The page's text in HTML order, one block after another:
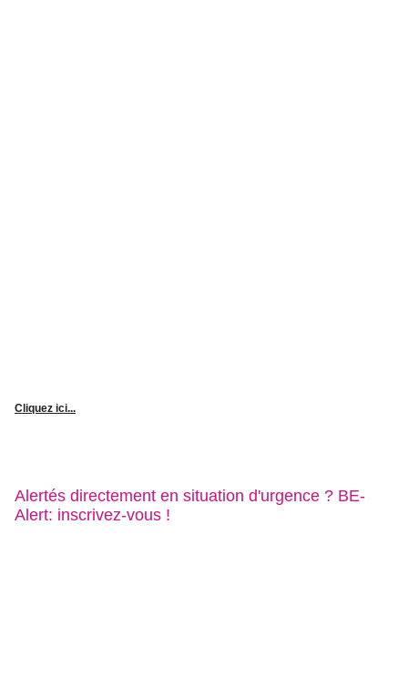
Cliquez ici...
Alertés directement en situation d'urgence ? BE-
Alert: inscrivez-vous !